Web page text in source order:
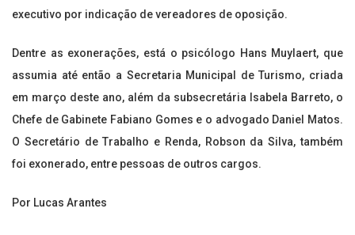
executivo por indicação de vereadores de oposição.
Dentre as exonerações, está o psicólogo Hans Muylaert, que
assumia até então a Secretaria Municipal de Turismo, criada
em março deste ano, além da subsecretária Isabela Barreto, o
Chefe de Gabinete Fabiano Gomes e o advogado Daniel Matos.
O Secretário de Trabalho e Renda, Robson da Silva, também
foi exonerado, entre pessoas de outros cargos.
Por Lucas Arantes